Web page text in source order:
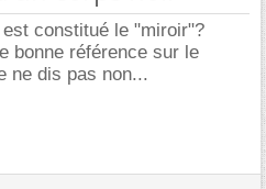
constitué le "miroir"?
bonne référence sur le
ne dis pas non...